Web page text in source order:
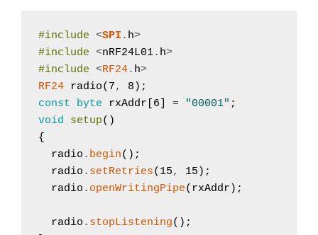
#include <SPI . h>
#include <nRF24L01. h>
#include <RF24. h>
RF24 radio( 7, 8 ) ;
const
byte rxAddr 6 = "00001" ;
void
setup( )
{
radio . begin( ) ;
radio . setRetries( 15, 15 ) ;
radio . openWritingPipe( rxAddr ) ;
radio . stopListening( ) ;